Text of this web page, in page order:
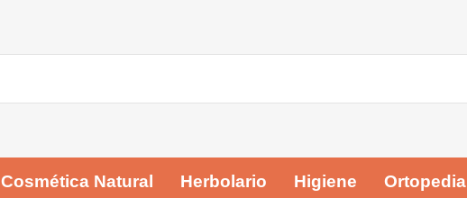
Cosmética Natural Herbolario Higiene Ortopedia